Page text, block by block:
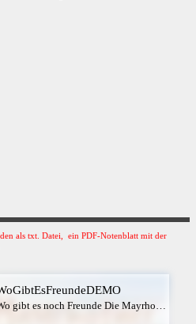
als txt. Datei, ein PDF-Notenblatt mit der